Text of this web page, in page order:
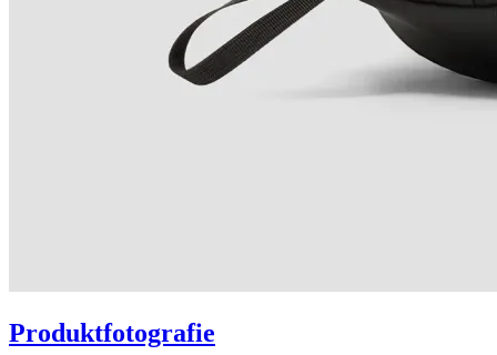
Produktfotografie